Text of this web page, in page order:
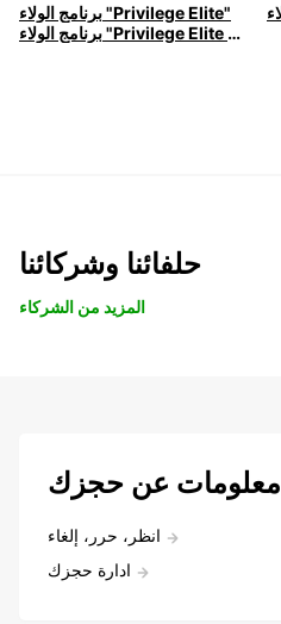
برنامج الولاء "Privilege Elite"
برنامج الولاء "Privilege Elite VIP"
حلفائنا وشركائنا
المزيد من الشركاء
معلومات عن حجزك
انظر، حرر، إلغاء
ادارة حجزك